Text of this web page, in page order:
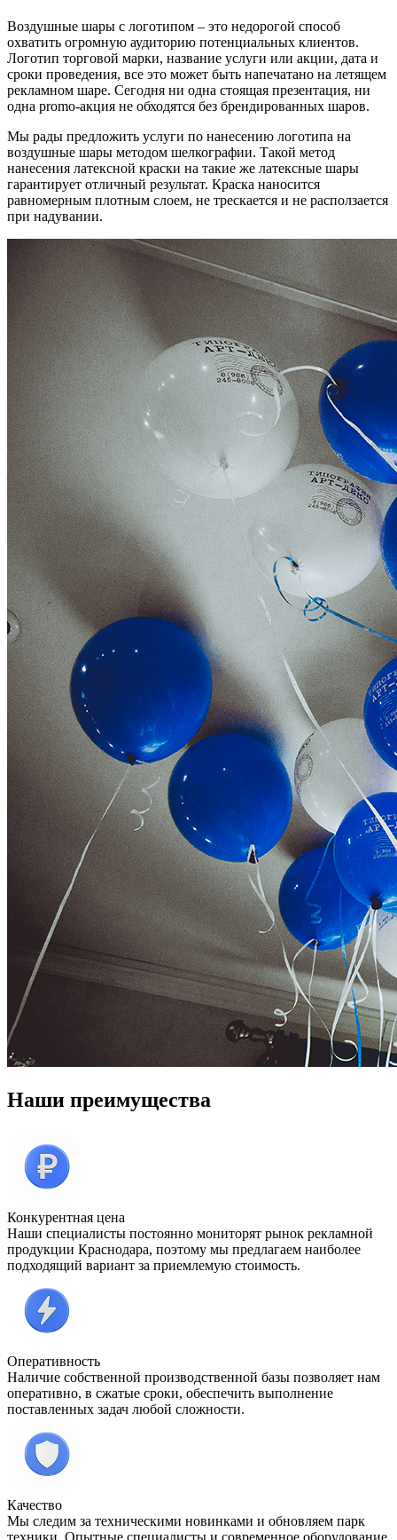
Воздушные шары с логотипом – это недорогой способ
охватить огромную аудиторию потенциальных клиентов.
Логотип торговой марки, название услуги или акции, дата и
сроки проведения, все это может быть напечатано на летящем
рекламном шаре. Сегодня ни одна стоящая презентация, ни
одна promo-акция не обходятся без брендированных шаров.
Мы рады предложить услуги по нанесению логотипа на
воздушные шары методом шелкографии. Такой метод
нанесения латексной краски на такие же латексные шары
гарантирует отличный результат. Краска наносится
равномерным плотным слоем, не трескается и не расползается
при надувании.
Наши преимущества
Конкурентная цена
Наши специалисты постоянно мониторят рынок рекламной
продукции Краснодара, поэтому мы предлагаем наиболее
подходящий вариант за приемлемую стоимость.
Оперативность
Наличие собственной производственной базы позволяет нам
оперативно, в сжатые сроки, обеспечить выполнение
поставленных задач любой сложности.
Качество
Мы следим за техническими новинками и обновляем парк
техники. Опытные специалисты и современное оборудование